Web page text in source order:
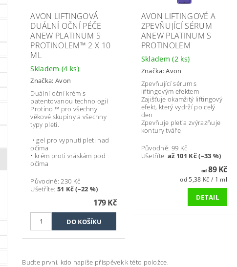
AVON LIFTINGOVÁ
DUÁLNÍ OČNÍ PÉČE
ANEW PLATINUM S
PROTINOLEM™ 2 X 10
ML
Skladem (4 ks)
Značka: Avon
Duální oční krém s
patentovanou technologií
Protinol™ pro všechny
věkové skupiny a všechny
typy pleti.
• gel pro vypnutí pleti nad
očima
• krém proti vráskám pod
očima
Původně:230 Kč
Ušetříte: 51 Kč (–22 %)
179 Kč
AVON LIFTINGOVÉ A
ZPEVŇUJÍCÍ SÉRUM
ANEW PLATINUM S
PROTINOLEM
Skladem(2 ks)
Značka:Avon
Zpevňující sérum s
liftingovým efektem
Zajišťuje okamžitý liftingový
efekt, který vydrží po celý
den
Zpevňuje pleť a zvýrazňuje
kontury tváře
Původně: 99 Kč
Ušetříte:až 101 Kč (–33 %)
od89 Kč
od 5,38 Kč / 1 ml
DETAIL
Buďte první, kdo napíše příspěvek k této položce.